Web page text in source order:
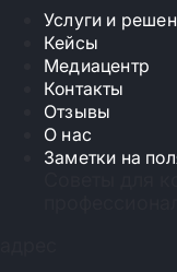
Услуги и
Кейсы
Медиацентр
Контакты
Отзывы
О нас
Заметки на